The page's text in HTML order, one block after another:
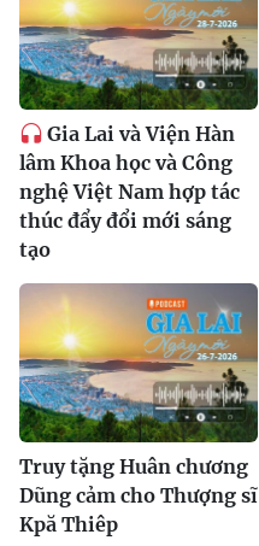
Gia Lai và Viện Hàn
lâm Khoa học và Công
nghệ Việt Nam hợp tác
thúc đẩy đổi mới sáng
tạo
Truy tặng Huân chương
Dũng cảm cho Thượng sĩ
Kpă Thiêp